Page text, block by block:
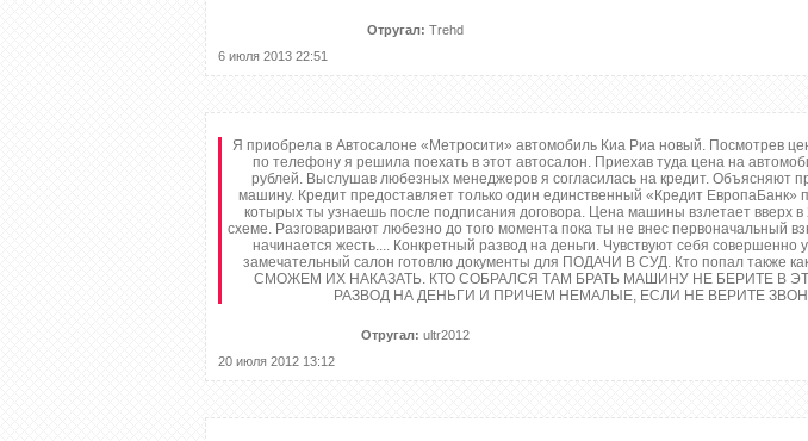
Отругал: Trehd
6 июля 2013 22:51
Я приобрела в Автосалоне «Метросити» автомобиль Киа Риа новый. Посмотрев
по телефону я решила поехать в этот автосалон. Приехав туда цена на
рублей. Выслушав любезных менеджеров я согласилась на кредит. Объясняют
машину. Кредит предоставляет только один единственный «Кредит ЕвропаБанк»
котырых ты узнаешь после подписания договора. Цена машины взлетает вверх
схеме. Разговаривают любезно до того момента пока ты не внес первоначальный
начинается жесть.... Конкретный развод на деньги. Чувствуют себя совершенно
замечательный салон готовлю документы для ПОДАЧИ В СУД. Кто попал также
СМОЖЕМ ИХ НАКАЗАТЬ. КТО СОБРАЛСЯ ТАМ БРАТЬ МАШИНУ НЕ БЕРИТЕ В
РАЗВОД НА ДЕНЬГИ И ПРИЧЕМ НЕМАЛЫЕ, ЕСЛИ НЕ ВЕРИТЕ
Отругал: ultr2012
20 июля 2012 13:12